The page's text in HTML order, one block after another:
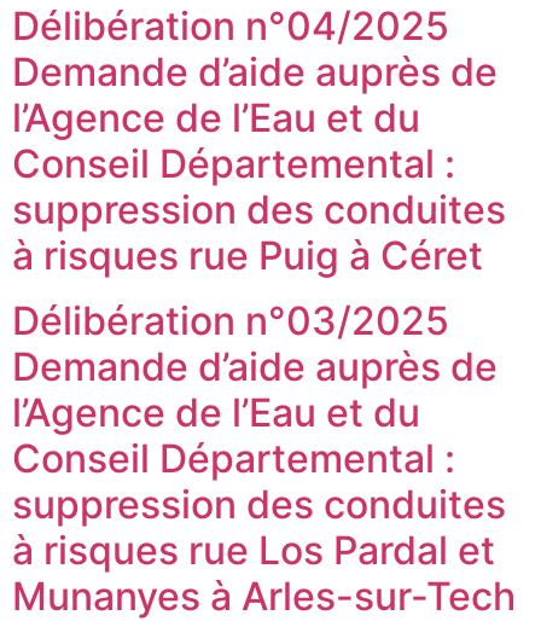
Délibération n°04/2025
Demande d’aide auprès de
l’Agence de l’Eau et du
Conseil Départemental :
suppression des conduites
à risques rue Puig à Céret
Délibération n°03/2025
Demande d’aide auprès de
l’Agence de l’Eau et du
Conseil Départemental :
suppression des conduites
à risques rue Los Pardal et
Munanyes à Arles-sur-Tech